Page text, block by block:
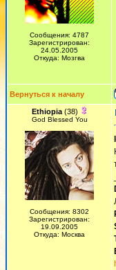
Сообщения: 4787
Зарегистрирован:
24.05.2005
Откуда: Мозгва
Вернуться к началу
Ethiopia(38)
God Blessed You
Сообщения: 8302
Зарегистрирован:
19.09.2005
Откуда: Москва